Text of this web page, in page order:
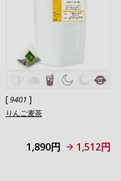
[9401 ]
りんご麦茶
1,890円 1,512円